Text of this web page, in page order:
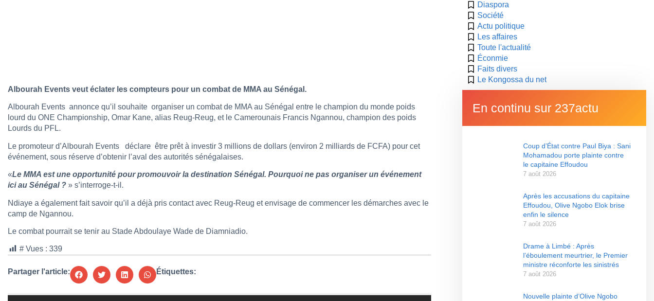
Albourah Events veut éclater les compteurs pour un combat de MMA au Sénégal.
Albourah Events annonce qu’il souhaite organiser un combat de MMA au Sénégal entre le champion du monde poids
lourd du ONE Championship, Omar Kane, alias Reug-Reug, et le Camerounais Francis Ngannou, champion des poids
Lourds du PFL.
Le promoteur d’Albourah Events déclare être prêt à investir 3 millions de dollars (environ 2 milliards de FCFA) pour cet
événement, sous réserve d’obtenir l’aval des autorités sénégalaises.
«Le MMA est une opportunité pour promouvoir la destination Sénégal. Pourquoi ne pas organiser un événement
ici au Sénégal ? » s’interroge-t-il.
Ndiaye a également fait savoir qu’il a déjà pris contact avec Reug-Reug et envisage de commencer les démarches avec le
camp de Ngannou.
Le combat pourrait se tenir au Stade Abdoulaye Wade de Diamniadio.
# Vues : 339
Partager l'article: Étiquettes:
Diaspora
Société
Actu politique
Les affaires
Toute l'actualité
Éconmie
Faits divers
Le Kongossa du net
En continu sur 237actu
Coup d’État contre Paul Biya : Sani
Mohamadou porte plainte contre
le capitaine Effoudou
7 août 2026
Après les accusations du capitaine
Effoudou, Olive Ngobo Elok brise
enfin le silence
7 août 2026
Drame à Limbé : Après
l’éboulement meurtrier, le Premier
ministre réconforte les sinistrés
7 août 2026
Nouvelle plainte d’Olive Ngobo